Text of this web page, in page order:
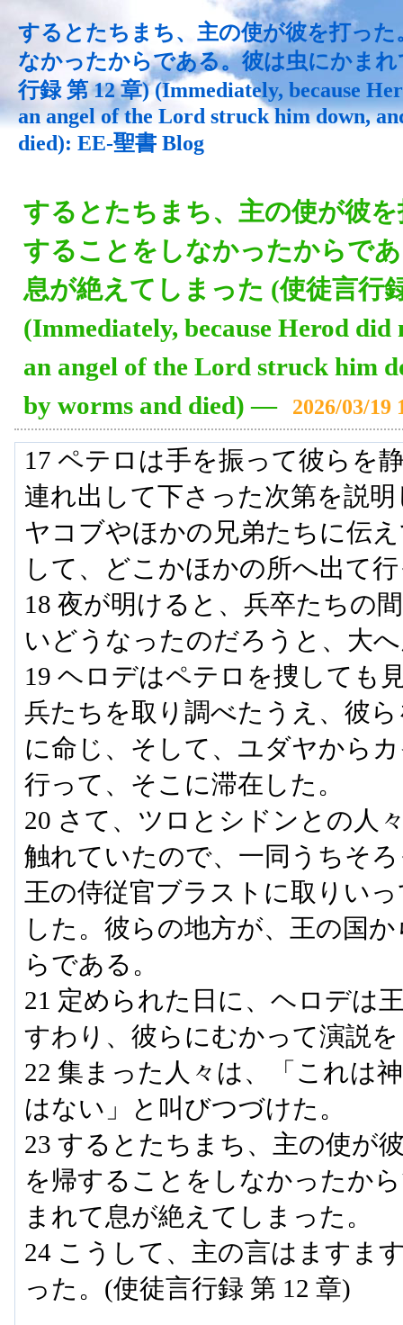
するとたちまち、主の使が彼を打っ
なかったからである。彼は虫にかま
行録 第 12 章) (Immediately, because
an angel of the Lord struck him down,
died): EE-聖書 Blog
するとたちまち、主の使が彼
することをしなかったからで
息が絶えてしまった (使徒言行
(Immediately, because Herod
an angel of the Lord struck him
by worms and died) ― 2026/03/19
17 ペテロは手を振って彼らを
連れ出して下さった次第を説
ヤコブやほかの兄弟たちに伝
して、どこかほかの所へ出て
18 夜が明けると、兵卒たちの
いどうなったのだろうと、大
19 ヘロデはペテロを捜しても
兵たちを取り調べたうえ、彼
に命じ、そして、ユダヤから
行って、そこに滞在した。
20 さて、ツロとシドンとの人
触れていたので、一同うちそ
王の侍従官ブラストに取りい
した。彼らの地方が、王の国
らである。
21 定められた日に、ヘロデは
すわり、彼らにむかって演説
22 集まった人々は、「これは
はない」と叫びつづけた。
23 するとたちまち、主の使が
を帰することをしなかったか
まれて息が絶えてしまった。
24 こうして、主の言はますま
った。(使徒言行録 第 12 章)